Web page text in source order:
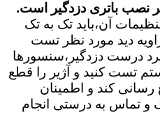
نصب باتری دزدگیر است.
آن،باید تک به تک
دید مورد نظر تست
درست دزدگیر،سنسورها
تست کنید و آژیر را قطع
رسانی کند و اطمینان
و تماس به درستی انجام